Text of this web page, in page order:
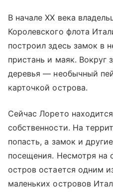
В начале XX века
Королевского флота
построил здесь замок в
пристань и маяк. Вокруг
деревья — необычный
карточкой острова.
Сейчас Лорето
собственности. На
попасть, а замок и
посещения. Несмотря на
остров остается одним
маленьких островов